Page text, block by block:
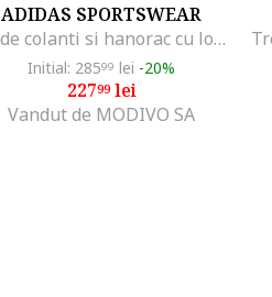
ADIDAS SPORTSWEAR
Set de colanti si hanorac cu logo, Roz pastel/Alb optic
Initial: 28599 lei -20%
22799lei
Vandut de MODIVO SA